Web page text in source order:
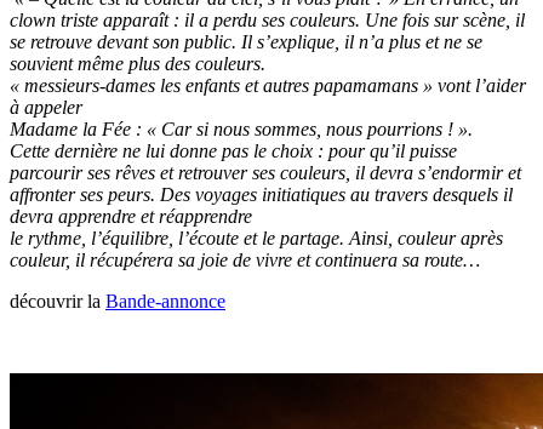
clown triste apparaît : il a perdu ses couleurs. Une fois sur scène, il
se retrouve devant son public. Il s’explique, il n’a plus et ne se
souvient même plus des couleurs.
« messieurs-dames les enfants et autres papamamans » vont l’aider
à appeler
Madame la Fée : « Car si nous sommes, nous pourrions ! ».
Cette dernière ne lui donne pas le choix : pour qu’il puisse
parcourir ses rêves et retrouver ses couleurs, il devra s’endormir et
affronter ses peurs. Des voyages initiatiques au travers desquels il
devra apprendre et réapprendre
le rythme, l’équilibre, l’écoute et le partage. Ainsi, couleur après
couleur, il récupérera sa joie de vivre et continuera sa route…
découvrir la Bande-annonce